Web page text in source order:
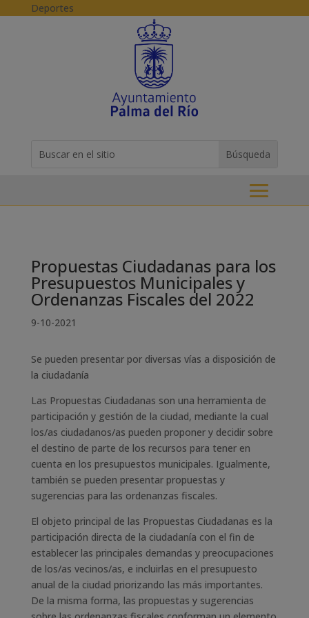
Skip to content
Deportes
for...
Propuestas Ciudadanas para los
Presupuestos Municipales y
Ordenanzas Fiscales del 2022
9-10-2021
Se pueden presentar por diversas vías a disposición de
la ciudadanía
Las Propuestas Ciudadanas son una herramienta de
participación y gestión de la ciudad, mediante la cual
los/as ciudadanos/as pueden proponer y decidir sobre
el destino de parte de los recursos para tener en
cuenta en los presupuestos municipales. Igualmente,
también se pueden presentar propuestas y
sugerencias para las ordenanzas fiscales.
El objeto principal de las Propuestas Ciudadanas es la
participación directa de la ciudadanía con el fin de
establecer las principales demandas y preocupaciones
de los/as vecinos/as, e incluirlas en el presupuesto
anual de la ciudad priorizando las más importantes.
De la misma forma, las propuestas y sugerencias